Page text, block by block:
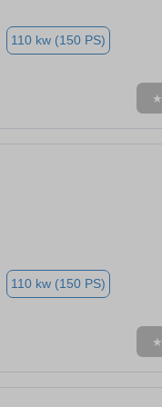
110 kw (150 PS)
★
110 kw (150 PS)
★